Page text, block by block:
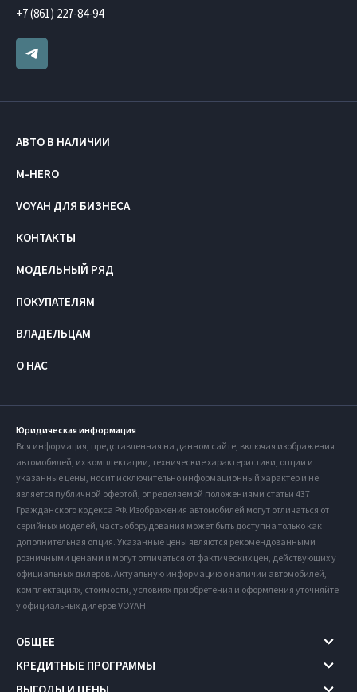
+7 (861) 227-84-94
АВТО В НАЛИЧИИ
M-HERO
VOYAH ДЛЯ БИЗНЕСА
КОНТАКТЫ
МОДЕЛЬНЫЙ РЯД
ПОКУПАТЕЛЯМ
ВЛАДЕЛЬЦАМ
О НАС
Юридическая информация
Вся информация, представленная на данном сайте, включая изображения
автомобилей, их комплектации, технические характеристики, опции и
указанные цены, носит исключительно информационный характер и не
является публичной офертой, определяемой положениями статьи 437
Гражданского кодекса РФ. Изображения автомобилей могут отличаться от
серийных моделей, часть оборудования может быть доступна только как
дополнительная опция. Указанные цены являются рекомендованными
розничными ценами и могут отличаться от фактических цен, действующих у
официальных дилеров. Актуальную информацию о наличии автомобилей,
комплектациях, стоимости, условиях приобретения и оформления уточняйте
у официальных дилеров VOYAH.
ОБЩЕЕ
КРЕДИТНЫЕ ПРОГРАММЫ